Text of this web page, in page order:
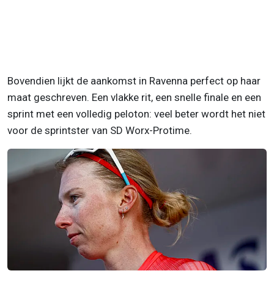
Bovendien lijkt de aankomst in Ravenna perfect op haar
maat geschreven. Een vlakke rit, een snelle finale en een
sprint met een volledig peloton: veel beter wordt het niet
voor de sprintster van SD Worx-Protime.